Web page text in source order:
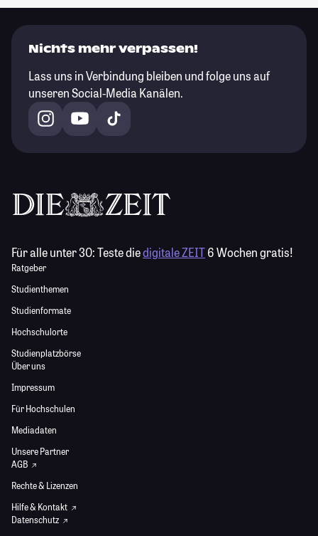
Nichts mehr verpassen!
Lass uns in Verbindung bleiben und folge uns auf
unseren Social-Media Kanälen.
Für alle unter 30:Teste diedigitale ZEIT6 Wochen gratis!
Ratgeber
Studienthemen
Studienformate
Hochschulorte
Studienplatzbörse
Über uns
Impressum
Für Hochschulen
Mediadaten
Unsere Partner
AGB
Rechte & Lizenzen
Hilfe & Kontakt
Datenschutz